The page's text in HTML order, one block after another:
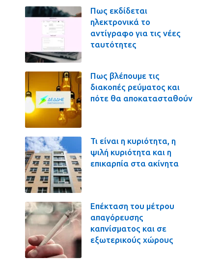
Πως εκδίδεται
ηλεκτρονικά το
αντίγραφο για τις νέες
ταυτότητες
Πως βλέπουμε τις
διακοπές ρεύματος και
πότε θα αποκατασταθούν
Τι είναι η κυριότητα, η
ψιλή κυριότητα και η
επικαρπία στα ακίνητα
Επέκταση του μέτρου
απαγόρευσης
καπνίσματος και σε
εξωτερικούς χώρους